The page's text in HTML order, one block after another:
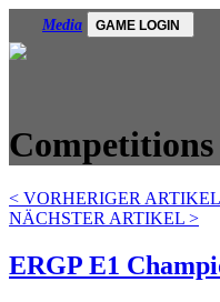
Media GAME LOGIN
Competitions
< VORHERIGER ARTIKEL
NÄCHSTER ARTIKEL >
ERGP E1